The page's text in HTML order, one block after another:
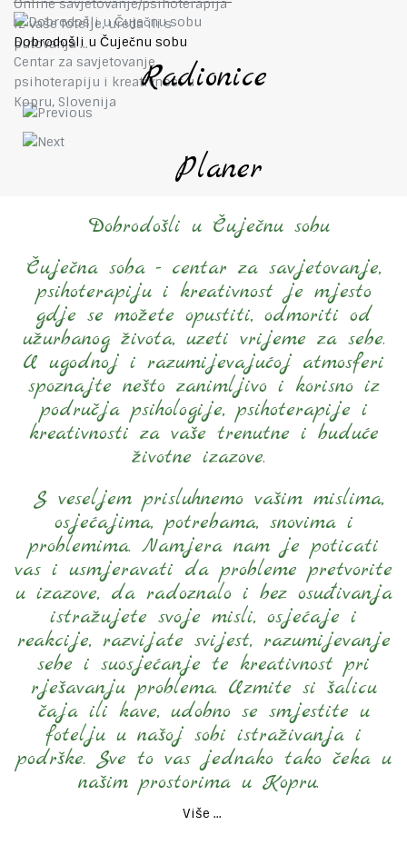
Online savjetovanje/psihoterapija
Iz vaše fotelje, ureda ili s
putovanja ...
Dobrodošli u Čuječnu sobu
Centar za savjetovanje,
psihoterapiju i kreativnost u
Kopru, Slovenija
Radionice
Planer
Dobrodošli u Čuječnu sobu
Čuječna soba - centar za savjetovanje,
psihoterapiju i kreativnost je mjesto
gdje se možete opustiti, odmoriti od
užurbanog života, uzeti vrijeme za sebe.
U ugodnoj i razumijevajućoj atmosferi
spoznajte nešto zanimljivo i korisno iz
područja psihologije, psihoterapije i
kreativnosti za vaše trenutne i buduće
životne izazove.
S veseljem prisluhnemo vašim mislima,
osjećajima, potrebama, snovima i
problemima. Namjera nam je poticati
vas i usmjeravati da probleme pretvorite
u izazove, da radoznalo i bez osuđivanja
istražujete svoje misli, osjećaje i
reakcije, razvijate svijest, razumijevanje
sebe i suosjećanje te kreativnost pri
rješavanju problema. Uzmite si šalicu
čaja ili kave, udobno se smjestite u
fotelju u našoj sobi istraživanja i
podrške. Sve to vas jednako tako čeka u
našim prostorima u Kopru.
Više ...